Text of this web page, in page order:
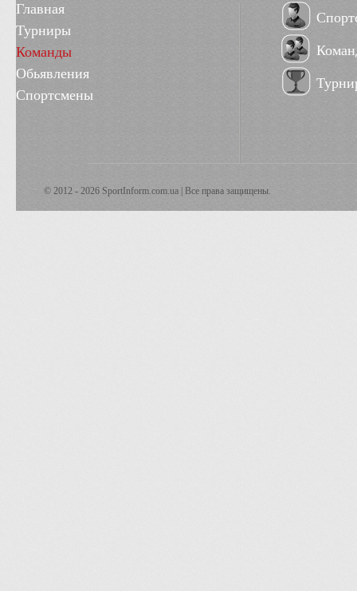
Главная
Турниры
Команды
Обьявления
Спортсмены
© 2012 - 2026 SportInform.com.ua | Все права защищены.